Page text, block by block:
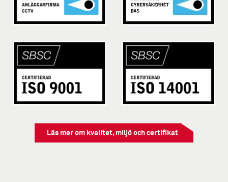
Läs mer om kvalitet, miljö och certifikat